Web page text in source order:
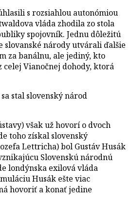
s rozsiahlou autonómiou
vláda zhodila zo stola
spojovník. Jednu dôležitú
slovanské národy utvárali ďalšie
za banálnu, ale jediný, kto
Vianočnej dohody, ktorá
stal slovenský národ
však už hovorí o dvoch
toho získal slovenský
Lettricha) bol Gustáv Husák
Slovenskú národnú
londýnska exilová vláda
Husák ešte viac
hovoriť a konať jedine